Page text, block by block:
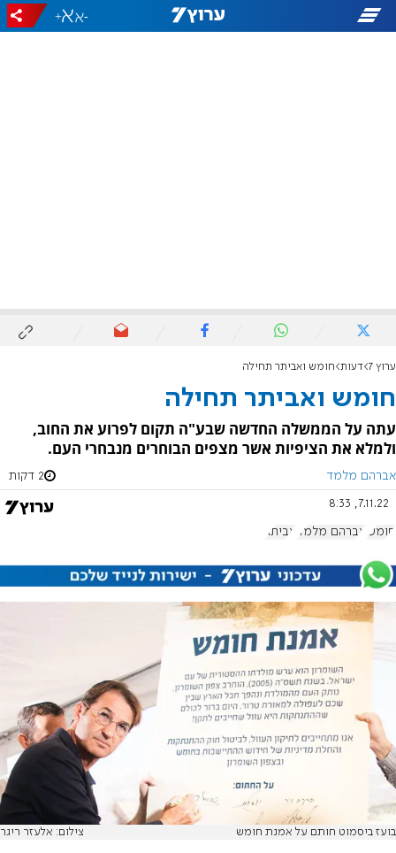
-
+
ערוץ 7 דעות חומש ואביתר תחילה
חומש ואביתר תחילה
עתה על הממשלה החדשה שבע"ה תקום לפרוע את החוב,
ולמלא את הציפיות אשר מצפים הבוחרים מנבחרי העם.
אברהם מלמד 2 דקות
7.11.22, 8:33
חומש אברהם מלמד אביתר
בועז ביסמוט חותם על אמנת חומש צילום: אלעזר ריגר